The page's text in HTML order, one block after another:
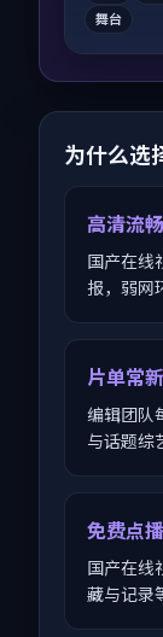
舞台
为什么选
高清流畅
国产在线
报，弱网
片单常新
编辑团队
与话题综
免费点播
国产在线
藏与记录